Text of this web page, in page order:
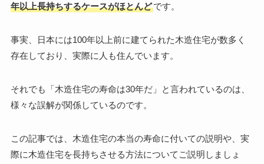
年以上長持ちするケースがほとんどです。
事実、日本には100年以上前に建てられた木造住宅が数多く
存在しており、実際に人も住んでいます。
それでも「木造住宅の寿命は30年だ」と言われているのは、
様々な誤解が関係しているのです。
この記事では、木造住宅の本当の寿命に付いての説明や、実
際に木造住宅を長持ちさせる方法についてご説明しましょ